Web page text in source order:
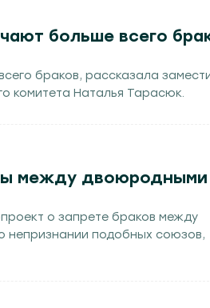
больше всего
браков, рассказала
комитета Наталья Тарасюк.
между двоюродными
о запрете браков между
непризнании подобных союзов,